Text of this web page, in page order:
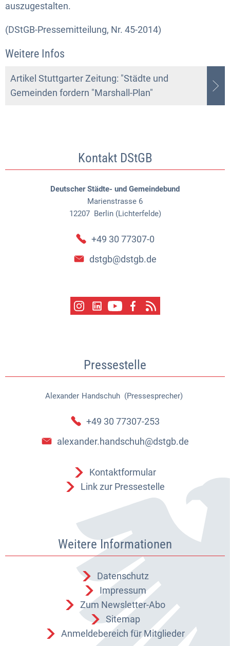
auszugestalten.
(DStGB-Pressemitteilung, Nr. 45-2014)
Weitere Infos
Artikel Stuttgarter Zeitung: "Städte und
Gemeinden fordern "Marshall-Plan"
Kontakt DStGB
Deutscher Städte- und Gemeindebund
Marienstrasse 6
12207 Berlin (Lichterfelde)
+49 30 77307-0
dstgb@dstgb.de
Pressestelle
Alexander Handschuh (Pressesprecher)
Alexander Handschuh
+49 30 77307-253
alexander.handschuh@dstgb.de
Kontaktformular
Link zur Pressestelle
Weitere Informationen
Datenschutz
Impressum
Zum Newsletter-Abo
Sitemap
Anmeldebereich für Mitglieder